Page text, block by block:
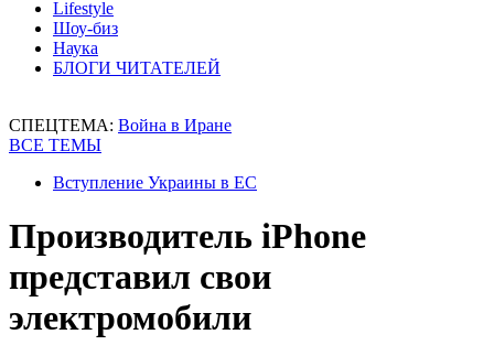
Lifestyle
Шоу-биз
Наука
БЛОГИ ЧИТАТЕЛЕЙ
СПЕЦТЕМА: Война в Иране
ВСЕ ТЕМЫ
Вступление Украины в ЕС
Производитель iPhone
представил свои
электромобили